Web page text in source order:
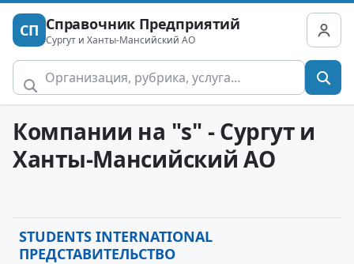
СП Справочник Предприятий
Сургут и Ханты-Мансийский АО
Компании на "s" - Сургут и
Ханты-Мансийский АО
STUDENTS INTERNATIONAL
ПРЕДСТАВИТЕЛЬСТВО